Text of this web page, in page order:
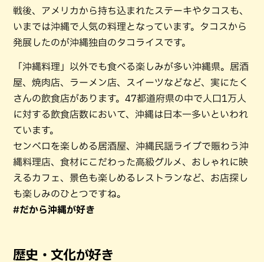
戦後、アメリカから持ち込まれたステーキやタコスも、
いまでは沖縄で人気の料理となっています。タコスから
発展したのが沖縄独自のタコライスです。
「沖縄料理」以外でも食べる楽しみが多い沖縄県。居酒
屋、焼肉店、ラーメン店、スイーツなどなど、実にたく
さんの飲食店があります。47都道府県の中で人口1万人
に対する飲食店数において、沖縄は日本一多いといわれ
ています。
センベロを楽しめる居酒屋、沖縄民謡ライブで賑わう沖
縄料理店、食材にこだわった高級グルメ、おしゃれに映
えるカフェ、景色も楽しめるレストランなど、お店探し
も楽しみのひとつですね。
#だから沖縄が好き
歴史・文化が好き